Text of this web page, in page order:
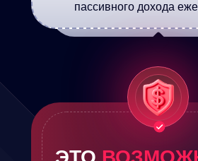
пассивного дохода